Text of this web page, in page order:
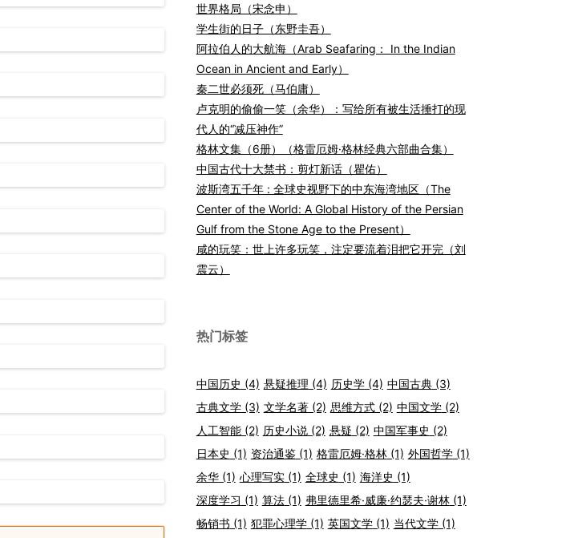
世界格局（宋念申）
学生街的日子（东野圭吾）
阿拉伯人的大航海（Arab Seafaring： In the Indian
Ocean in Ancient and Early）
秦二世必须死（马伯庸）
卢克明的偷偷一笑（余华）：写给所有被生活捶打的现
代人的“减压神作”
格林文集（6册）（格雷厄姆·格林经典六部曲合集）
中国古代十大禁书：剪灯新话（瞿佑）
波斯湾五千年 : 全球史视野下的中东海湾地区（The
Center of the World: A Global History of the Persian
Gulf from the Stone Age to the Present）
咸的玩笑：世上许多玩笑，注定要流着泪把它开完（刘
震云）
热门标签
中国历史 (4) 悬疑推理 (4) 历史学(4) 中国古典(3)
古典文学(3) 文学名著(2) 思维方式(2) 中国文学(2)
人工智能(2) 历史小说(2) 悬疑 (2) 中国军事史 (2)
日本史 (1) 资治通鉴(1) 格雷厄姆·格林(1) 外国哲学(1)
余华(1) 心理写实(1) 全球史 (1) 海洋史 (1)
深度学习 (1) 算法(1) 弗里德里希·威廉·约瑟夫·谢林(1)
畅销书 (1) 犯罪心理学(1) 英国文学(1) 当代文学(1)